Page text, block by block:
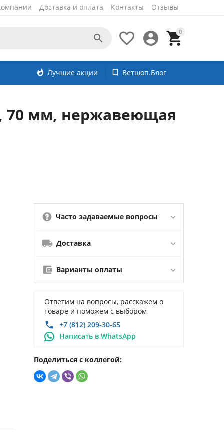
Доставка и оплата Контакты Отзывы
0




whatshot Лучшие акции bookmark_border Ветшоп.Блог
70 мм, нержавеющая
Часто задаваемые вопросы
Доставка
Варианты оплаты
Ответим на вопросы, расскажем о
товаре и поможем с выбором
+7 (812) 209-30-65
Написать в WhatsApp
Поделиться с коллегой: